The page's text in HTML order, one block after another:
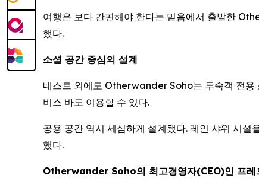
여행은 보다 간편해야 한다는 믿음에서 출발한
했다.
소셜 공간 중심의 설계
네스트 외에도 Otherwander Soho는 투숙객 전용
비스 바도 이용할 수 있다.
공용 공간 역시 세심하게 설계됐다. 레인 샤워 시
했다.
Otherwander Soho의 최고경영자(CEO)인 프